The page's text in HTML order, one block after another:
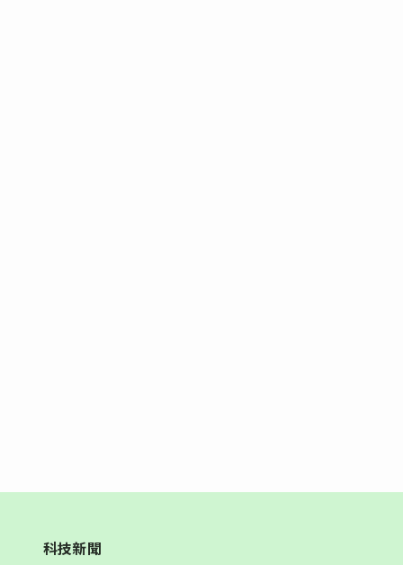
科技新聞